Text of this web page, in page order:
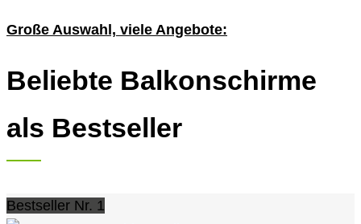
Große Auswahl, viele Angebote:
Beliebte Balkonschirme
als Bestseller
Bestseller Nr. 1